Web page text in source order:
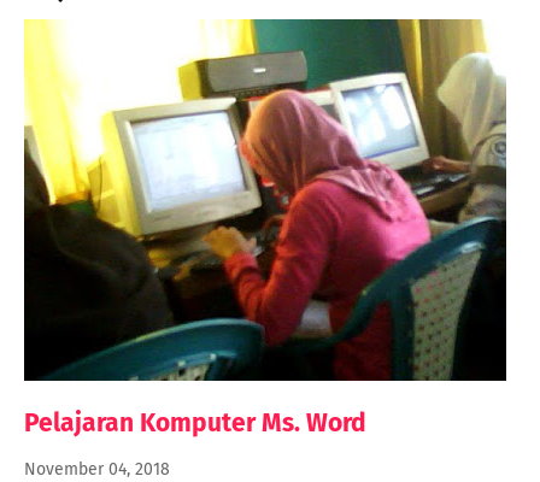
Pelajaran Komputer Ms. Word
November 04, 2018